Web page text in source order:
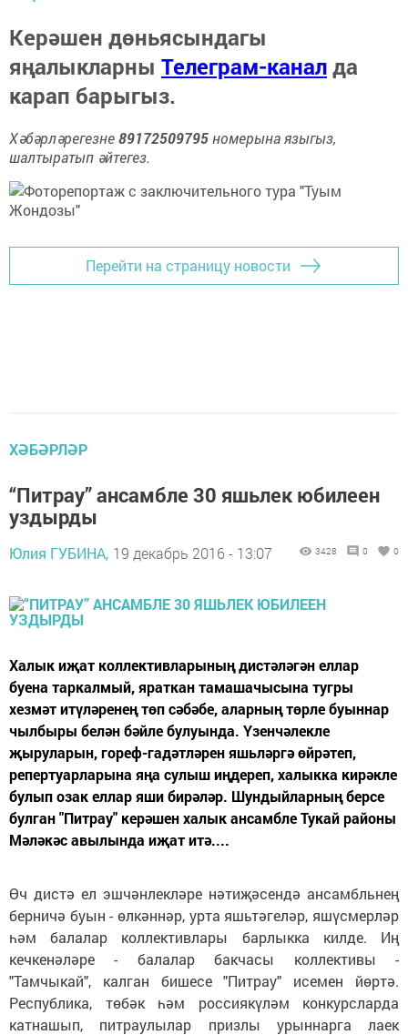
Керәшен дөньясындагы
яңалыкларны Телеграм-каналда
карап барыгыз.
Хәбәрләрегезне89172509795номерына языгыз,
шалтыратып әйтегез.
Перейти на страницу новости
ХӘБӘРЛӘР
“Питрау” ансамбле 30 яшьлек юбилеен
уздырды
Юлия ГУБИНА, 19 декабрь 2016 - 13:07 3428 0 0
Халык иҗат коллективларының дистәләгән еллар
буена таркалмый, яраткан тамашачысына тугры
хезмәт итүләренең төп сәбәбе, аларның төрле буыннар
чылбыры белән бәйле булуында. Үзенчәлекле
җыруларын, гореф-гадәтләрен яшьләргә өйрәтеп,
репертуарларына яңа сулыш иңдереп, халыкка кирәкле
булып озак еллар яши бирәләр. Шундыйларның берсе
булган "Питрау" керәшен халык ансамбле Тукай районы
Мәләкәс авылында иҗат итә....
Өч дистә ел эшчәнлекләре нәтиҗәсендә ансамбльнең
берничә буын - өлкәннәр, урта яшьтәгеләр, яшүсмерләр
һәм балалар коллективлары барлыкка килде. Иң
кечкенәләре - балалар бакчасы коллективы -
"Тамчыкай", калган бишесе "Питрау" исемен йөртә.
Республика, төбәк һәм россиякүләм конкурсларда
катнашып, питраулылар призлы урыннарга лаек